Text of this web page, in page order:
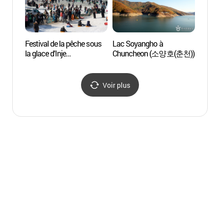
Festival de la pêche sous
la glace d'Inje
Lac Soyangho à
Chuncheon (소양호(춘천))
Voir plus